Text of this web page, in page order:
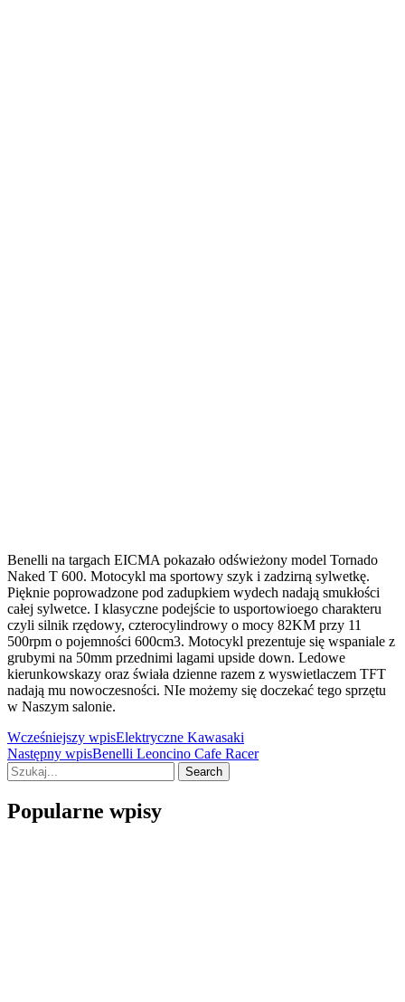
Benelli na targach EICMA pokazało odświeżony model Tornado
Naked T 600. Motocykl ma sportowy szyk i zadzirną sylwetkę.
Pięknie poprowadzone pod zadupkiem wydech nadają smukłości
całej sylwetce. I klasyczne podejście to usportowioego charakteru
czyli silnik rzędowy, czterocylindrowy o mocy 82KM przy 11
500rpm o pojemności 600cm3. Motocykl prezentuje się wspaniale z
grubymi na 50mm przednimi lagami upside down. Ledowe
kierunkowskazy oraz świała dzienne razem z wyswietlaczem TFT
nadają mu nowoczesności. NIe możemy się doczekać tego sprzętu
w Naszym salonie.
Wcześniejszy wpisElektryczne Kawasaki
Następny wpisBenelli Leoncino Cafe Racer
Search
Popularne wpisy